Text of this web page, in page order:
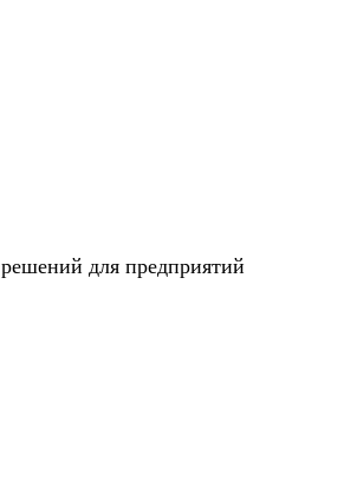
для предприятий